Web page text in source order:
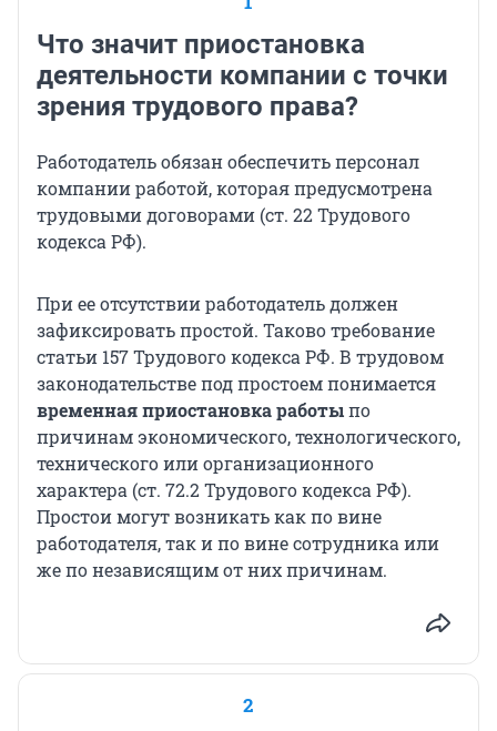
Что значит приостановка
деятельности компании с точки
зрения трудового права?
Работодатель обязан обеспечить персонал
компании работой, которая предусмотрена
трудовыми договорами (ст. 22 Трудового
кодекса РФ).
При ее отсутствии работодатель должен
зафиксировать простой. Таково требование
статьи 157 Трудового кодекса РФ. В трудовом
законодательстве под простоем понимается
временная приостановка работыпо
причинам экономического, технологического,
технического или организационного
характера (ст. 72.2 Трудового кодекса РФ).
Простои могут возникать как по вине
работодателя, так и по вине сотрудника или
же по независящим от них причинам.
2